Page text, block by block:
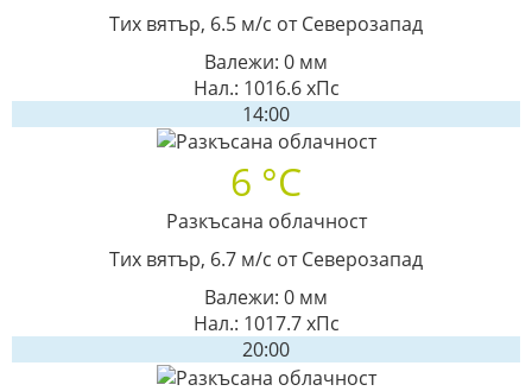
Тих вятър, 6.5 м/с от Северозапад
Валежи: 0 мм
Нал.: 1016.6 хПс
14:00
6 °C
Разкъсана облачност
Тих вятър, 6.7 м/с от Северозапад
Валежи: 0 мм
Нал.: 1017.7 хПс
20:00